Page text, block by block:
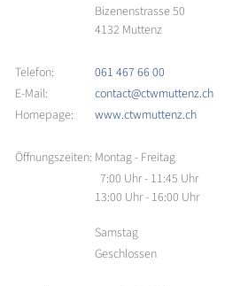
Bizenenstrasse 50
4132 Muttenz
Telefon:
061 467 66 00
E-Mail:
contact@ctwmuttenz.ch
Homepage:
www.ctwmuttenz.ch
Öffnungszeiten: Montag - Freitag
7:00 Uhr - 11:45 Uhr
13:00 Uhr - 16:00 Uhr
Samstag
Geschlossen